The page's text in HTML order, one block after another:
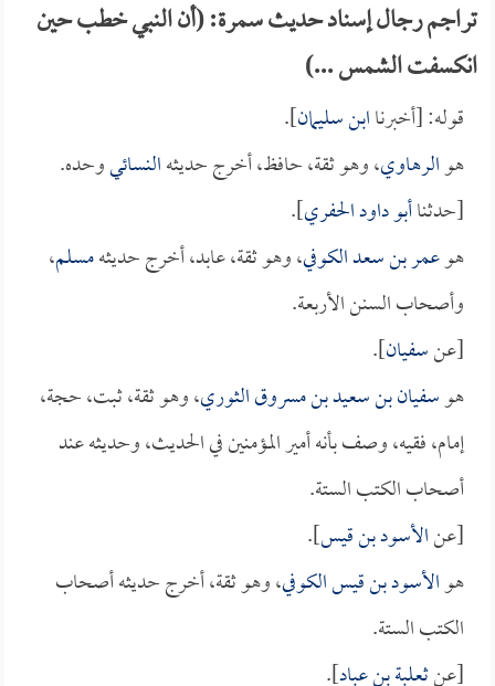
تراجم رجال إسناد حديث سمرة: (أن النبي خطب حين
انكسفت الشمس ...)
قوله: [أخبرناابن سليمان].
هوالرهاوي، وهو ثقة، حافظ، أخرج حديثهالنسائيوحده.
[حدثناأبو داود الحفري].
هوعمر بن سعد الكوفي، وهو ثقة، عابد، أخرج حديثهمسلم،
وأصحاب السنن الأربعة.
[عنسفيان].
هوسفيان بن سعيد بن مسروق الثوري، وهو ثقة، ثبت، حجة،
إمام، فقيه، وصف بأنه أمير المؤمنين في الحديث، وحديثه عند
أصحاب الكتب الستة.
[عنالأسود بن قيس].
هوالأسود بن قيس الكوفي، وهو ثقة، أخرج حديثه أصحاب
الكتب الستة.
[عنثعلبة بن عباد].